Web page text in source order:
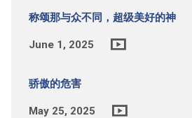
称颂那与众不同，超级美好的神
June 1, 2025
骄傲的危害
May 25, 2025